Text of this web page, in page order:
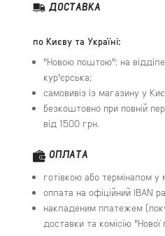
ДОСТАВКА
по Києву та Україні:
"Новою поштою": на
кур'єрська;
самовивіз із магазину у
безкоштовно при повній
від 1500 грн.
ОПЛАТА
готівкою або терміналом у
оплата на офіційний IBAN
накладеним платежем
доставки та комісію "Нової